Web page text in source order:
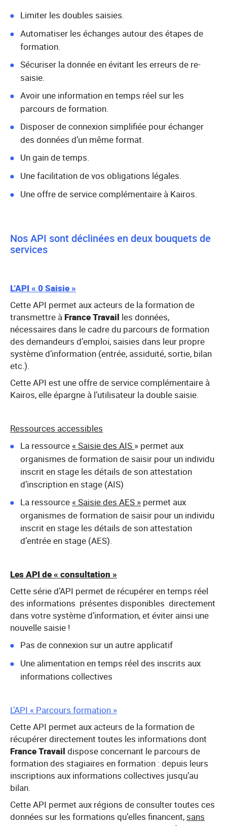
Limiter les doubles saisies.
Automatiser les échanges autour des étapes de
formation.
Sécuriser la donnée en évitant les erreurs de re-
saisie.
Avoir une information en temps réel sur les
parcours de formation.
Disposer de connexion simplifiée pour échanger
des données d’un même format.
Un gain de temps.
Une facilitation de vos obligations légales.
Une offre de service complémentaire à Kairos.
Nos API sont déclinées en deux bouquets de
services
L’API « 0 Saisie »
Cette API permet aux acteurs de la formation de
transmettre à France Travail les données,
nécessaires dans le cadre du parcours de formation
des demandeurs d’emploi, saisies dans leur propre
système d’information (entrée, assiduité, sortie, bilan
etc.).
Cette API est une offre de service complémentaire à
Kairos, elle épargne à l’utilisateur la double saisie.
Ressources accessibles
La ressource « Saisie des AIS » permet aux
organismes de formation de saisir pour un individu
inscrit en stage les détails de son attestation
d’inscription en stage (AIS)
La ressource « Saisie des AES » permet aux
organismes de formation de saisir pour un individu
inscrit en stage les détails de son attestation
d’entrée en stage (AES).
Les API de « consultation »
Cette série d’API permet de récupérer en temps réel
des informations présentes disponibles directement
dans votre système d’information, et éviter ainsi une
nouvelle saisie !
Pas de connexion sur un autre applicatif
Une alimentation en temps réel des inscrits aux
informations collectives
L’API « Parcours formation »
Cette API permet aux acteurs de la formation de
récupérer directement toutes les informations dont
France Travail dispose concernant le parcours de
formation des stagiaires en formation : depuis leurs
inscriptions aux informations collectives jusqu’au
bilan.
Cette API permet aux régions de consulter toutes ces
données sur les formations qu’elles financent, sans